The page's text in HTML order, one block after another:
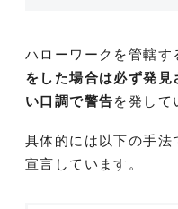
ハローワークを管轄す
をした場合は必ず発
い口調で警告を発して
具体的には以下の手法
宣言しています。